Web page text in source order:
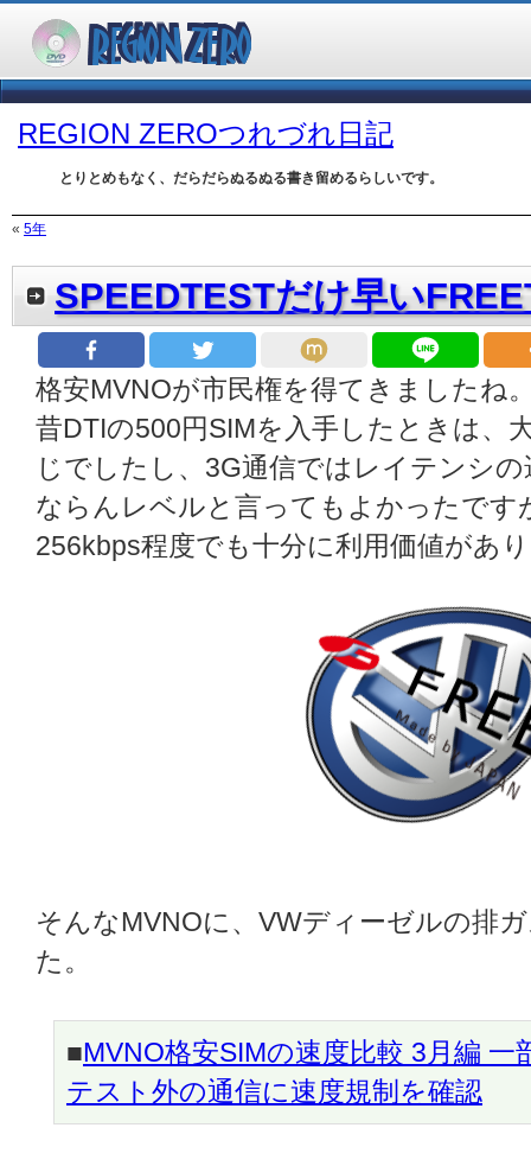
REGION ZEROつれづれ日記
とりとめもなく、だらだらぬるぬる書き留めるらしいです。
« 5年
SPEEDTESTだけ早い
格安MVNOが市民権を得てきましたね
昔DTIの500円SIMを入手したときは、
じでしたし、3G通信ではレイテンシ
ならんレベルと言ってもよかったです
256kbps程度でも十分に利用価値があ
そんなMVNOに、VWディーゼルの排
た。
■MVNO格安SIMの速度比較 3月編
テスト外の通信に速度規制を確認